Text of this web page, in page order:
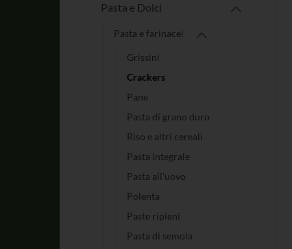
Pasta e Dolci
Pasta e farinacei
Grissini
Crackers
Pane
Pasta di grano duro
Riso e altri cereali
Pasta integrale
Pasta all'uovo
Polenta
Paste ripieni
Pasta di semola